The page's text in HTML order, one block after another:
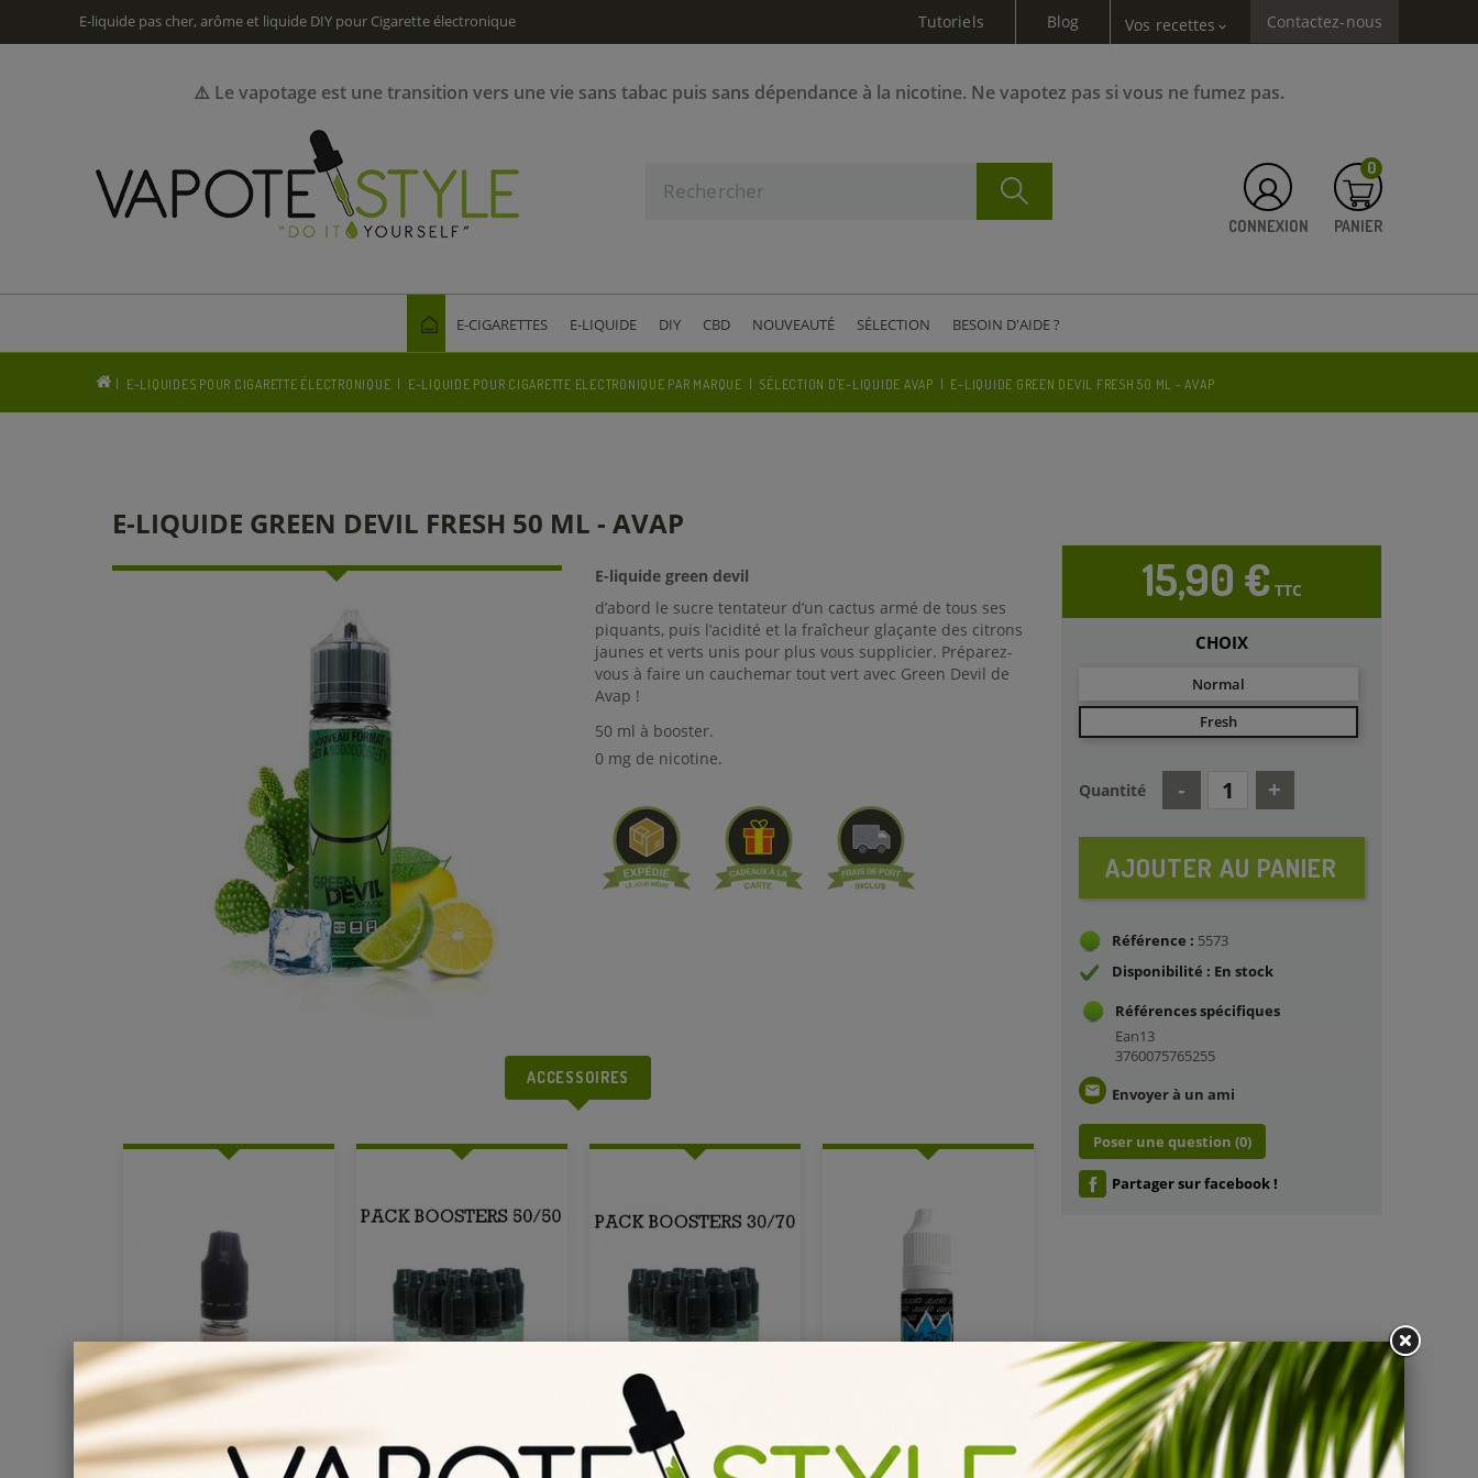
E-liquide pas cher, arôme et liquide DIY pour Cigarette électronique Tutoriels Blog Vos recettes expand_more Contactez-nous
⚠️ Le vapotage est une transition vers une vie sans tabac puis sans dépendance à la nicotine. Ne vapotez pas si vous ne fumez pas.
CONNEXION PANIER
0
E-CIGARETTES E-LIQUIDE DIY CBD NOUVEAUTÉ SÉLECTION BESOIN D'AIDE ?
E-LIQUIDES POUR CIGARETTE ÉLECTRONIQUE E-LIQUIDE POUR CIGARETTE ELECTRONIQUE PAR MARQUE SÉLECTION D'E-LIQUIDE AVAP E-LIQUIDE GREEN DEVIL FRESH 50 ML - AVAP
E-LIQUIDE GREEN DEVIL FRESH 50 ML - AVAP
E-liquide green devil
d’abord le sucre tentateur d’un cactus armé de tous ses
piquants, puis l’acidité et la fraîcheur glaçante des citrons
jaunes et verts unis pour plus vous supplicier. Préparez-
vous à faire un cauchemar tout vert avec Green Devil de
Avap !
50 ml à booster.
0 mg de nicotine.
ACCESSOIRES
BOOSTER DE NICOTINE
PACK DE 10 BOOSTERS... PACK DE 10 BOOSTERS...
BOOSTER NICOTINE
15,90 € TTC
CHOIX
Normal
Fresh
Quantité
AJOUTER AU PANIER
Référence : 5573
Disponibilité : En stock
Références spécifiques
Ean13
3760075765255
email Envoyer à un ami
Poser une question (0)
Partager sur facebook !